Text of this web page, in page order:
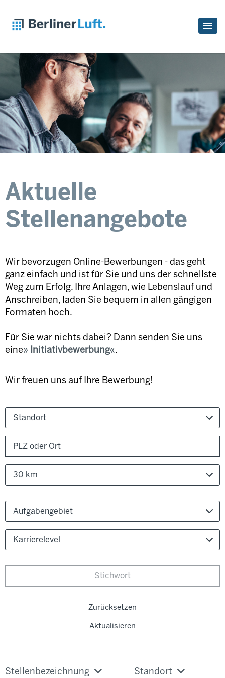
Aktuelle
Stellenangebote
Wir bevorzugen Online-Bewerbungen - das geht
ganz einfach und ist für Sie und uns der schnellste
Weg zum Erfolg. Ihre Anlagen, wie Lebenslauf und
Anschreiben, laden Sie bequem in allen gängigen
Formaten hoch.
Für Sie war nichts dabei? Dann senden Sie uns
eine
Initiativbewerbung .
Wir freuen uns auf Ihre Bewerbung!
Standort
30 km
Aufgabengebiet
Karrierelevel
Zurücksetzen
Aktualisieren
Stellenbezeichnung Standort